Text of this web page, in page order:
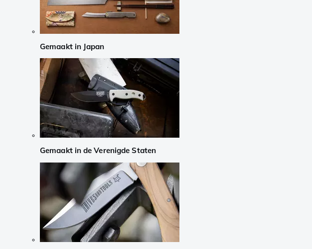
Gemaakt in Japan
Gemaakt in de Verenigde Staten